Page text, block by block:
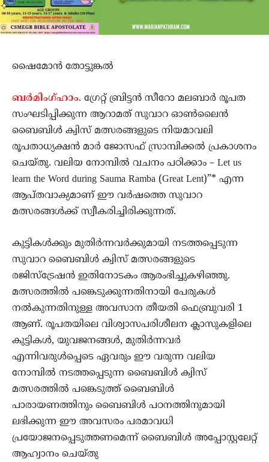
ഷൈമോൻ തോട്ടുങ്കൽ
ബർമിംഗ്ഹാം. ഗ്രേറ്റ് ബ്രിട്ടൻ സീറോ മലബാർ രൂപത
സംഘടിപ്പിക്കുന്ന ആറാമത് സുവാറ ഓൺലൈൻ
ബൈബിൾ ക്വിസ് മത്സരങ്ങളുടെ നിയമാവലി
രൂപതാധ്യക്ഷൻ മാർ ജോസഫ് സ്രാമ്പിക്കൽ പ്രകാശനം
ചെയ്തു. വലിയ നോമ്പിൽ വചനം പഠിക്കാം – Let us
learn the Word during Sauma Ramba (Great Lent)”* എന്ന
ആപ്തവാക്യമാണ് ഈ വർഷത്തെ സുവാറ
മത്സരങ്ങൾക്ക് സ്വീകരിച്ചിരിക്കുന്നത്.
കുട്ടികൾക്കും മുതിർന്നവർക്കുമായി നടത്തപ്പെടുന്ന
സുവാറ ബൈബിൾ ക്വിസ് മത്സരങ്ങളുടെ
രജിസ്‌ട്രേഷൻ ഇതിനോടകം ആരംഭിച്ചുകഴിഞ്ഞു.
മത്സരത്തിൽ പങ്കെടുക്കുന്നതിനായി പേരുകൾ
നൽകുന്നതിനുള്ള അവസാന തീയതി ഫെബ്രുവരി 1
ആണ്. രൂപതയിലെ വിശ്വാസപരിശീലന ക്ലാസുകളിലെ
കുട്ടികൾ, യുവജനങ്ങൾ, മുതിർന്നവർ
എന്നിവരുള്‍പ്പെടെ ഏവരും ഈ വരുന്ന വലിയ
നോമ്പിൽ നടത്തപ്പെടുന്ന ബൈബിൾ ക്വിസ്
മത്സരത്തിൽ പങ്കെടുത്ത് ബൈബിൾ
പാരായണത്തിനും ബൈബിൾ പഠനത്തിനുമായി
ലഭിക്കുന്ന ഈ അവസരം പരമാവധി
പ്രയോജനപ്പെടുത്തണമെന്ന് ബൈബിൾ അപ്പോസ്റ്റലേറ്റ്
ആഹ്വാനം ചെയ്തു